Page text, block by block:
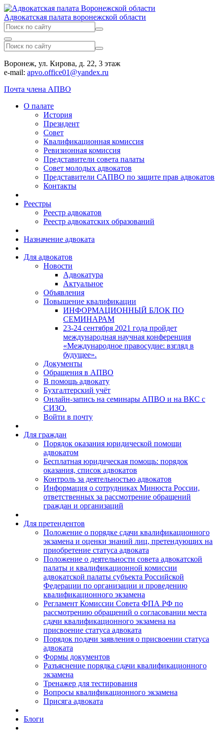
Адвокатская палата воронежской области
Воронеж, ул. Кирова, д. 22, 3 этаж
e-mail: apvo.office01@yandex.ru
Почта члена АПВО
О палате
История
Президент
Совет
Квалификационная комиссия
Ревизионная комиссия
Представители совета палаты
Совет молодых адвокатов
Представители САПВО по защите прав адвокатов
Контакты
Реестры
Реестр адвокатов
Реестр адвокатских образований
Назначение адвоката
Для адвокатов
Новости
Адвокатура
Актуальное
Объявления
Повышение квалификации
ИНФОРМАЦИОННЫЙ БЛОК ПО
СЕМИНАРАМ
23-24 сентября 2021 года пройдет
международная научная конференция
«Международное правосудие: взгляд в
будущее».
Документы
Обращения в АПВО
В помощь адвокату
Бухгалтерский учёт
Онлайн-запись на семинары АПВО и на ВКС с
СИЗО.
Войти в почту
Для граждан
Порядок оказания юридической помощи
адвокатом
Бесплатная юридическая помощь: порядок
оказания, список адвокатов
Контроль за деятельностью адвокатов
Информация о сотрудниках Минюста России,
ответственных за рассмотрение обращений
граждан и организаций
Для претендентов
Положение о порядке сдачи квалификационного
экзамена и оценки знаний лиц, претендующих на
приобретение статуса адвоката
Положение о деятельности совета адвокатской
палаты и квалификационной комиссии
адвокатской палаты субъекта Российской
Федерации по организации и проведению
квалификационного экзамена
Регламент Комиссии Совета ФПА РФ по
рассмотрению обращений о согласовании места
сдачи квалификационного экзамена на
присвоение статуса адвоката
Порядок подачи заявления о присвоении статуса
адвоката
Формы документов
Разъяснение порядка сдачи квалификационного
экзамена
Тренажер для тестирования
Вопросы квалификационного экзамена
Присяга адвоката
Блоги